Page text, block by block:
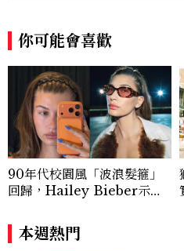
力的跨平台
記錄時代，
談與每一篇
光。
你可能會喜歡
90年代校園風「波浪髮箍」
回歸，Hailey Bieber示範
u髮箍未開賣先爆紅！
本週熱門